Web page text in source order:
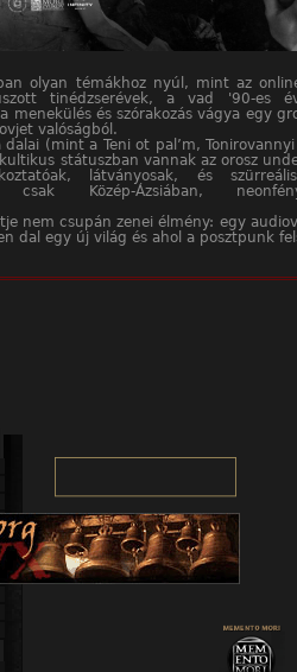
olyan témákhoz nyúl, mint az
tinédzserévek, a vad '90-es
menekülés és szórakozás vágya egy
valóságból.
dalai (mint a Teni ot pal’m,
státuszban vannak az orosz
látványosak, és
csak Közép-Ázsiában,
nem csupán zenei élmény: egy
dal egy új világ és ahol a posztpunk